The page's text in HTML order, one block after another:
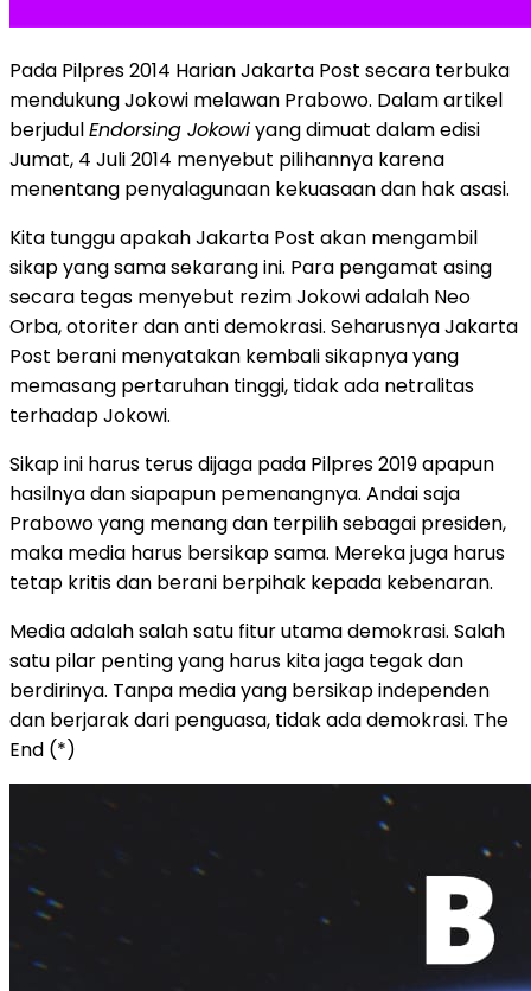
Pada Pilpres 2014 Harian Jakarta Post secara terbuka
mendukung Jokowi melawan Prabowo. Dalam artikel
berjudulEndorsing Jokowiyang dimuat dalam edisi
Jumat, 4 Juli 2014 menyebut pilihannya karena
menentang penyalagunaan kekuasaan dan hak asasi.
Kita tunggu apakah Jakarta Post akan mengambil
sikap yang sama sekarang ini. Para pengamat asing
secara tegas menyebut rezim Jokowi adalah Neo
Orba, otoriter dan anti demokrasi. Seharusnya Jakarta
Post berani menyatakan kembali sikapnya yang
memasang pertaruhan tinggi, tidak ada netralitas
terhadap Jokowi.
Sikap ini harus terus dijaga pada Pilpres 2019 apapun
hasilnya dan siapapun pemenangnya. Andai saja
Prabowo yang menang dan terpilih sebagai presiden,
maka media harus bersikap sama. Mereka juga harus
tetap kritis dan berani berpihak kepada kebenaran.
Media adalah salah satu fitur utama demokrasi. Salah
satu pilar penting yang harus kita jaga tegak dan
berdirinya. Tanpa media yang bersikap independen
dan berjarak dari penguasa, tidak ada demokrasi. The
End (*)